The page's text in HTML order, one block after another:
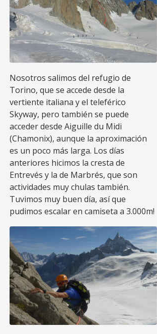
Nosotros salimos del refugio de
Torino, que se accede desde la
vertiente italiana y el teleférico
Skyway, pero también se puede
acceder desde Aiguille du Midi
(Chamonix), aunque la aproximación
es un poco más larga. Los días
anteriores hicimos la cresta de
Entrevés y la de Marbrés, que son
actividades muy chulas también.
Tuvimos muy buen día, así que
pudimos escalar en camiseta a 3.000m!